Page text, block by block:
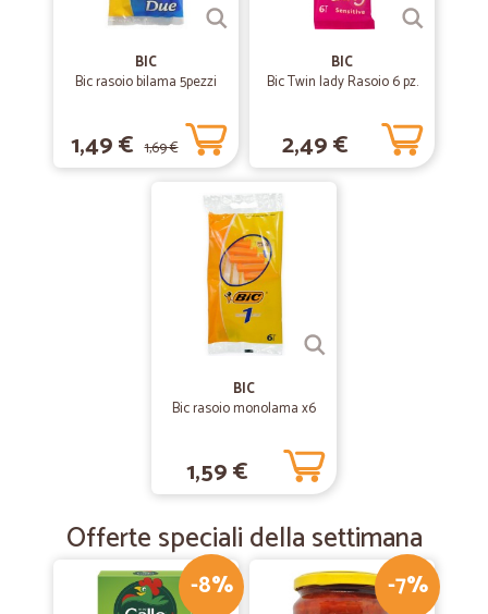
Pacco consegnato nei tempi previsti, perfettamente integro, contiene
ottimi prodotti come da aspettativa, da consigliare.
BIC
Bic rasoio bilama 5pezzi
1,49 € 1,69 €
BIC
Bic Twin lady Rasoio 6 pz.
2,49 €
BIC
Bic rasoio monolama x6
1,59 €
Offerte speciali della settimana
-8% -7%